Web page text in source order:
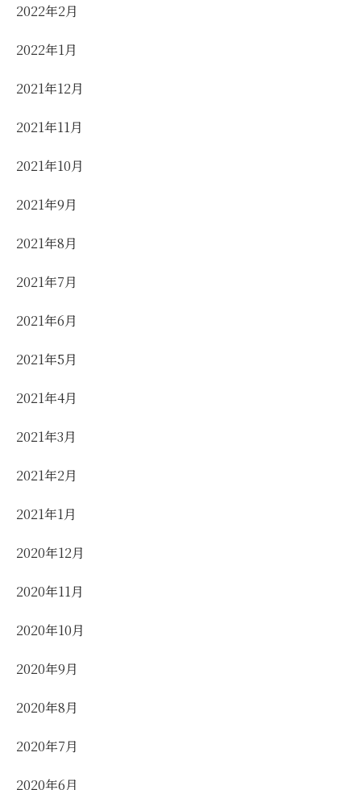
2022年2月
2022年1月
2021年12月
2021年11月
2021年10月
2021年9月
2021年8月
2021年7月
2021年6月
2021年5月
2021年4月
2021年3月
2021年2月
2021年1月
2020年12月
2020年11月
2020年10月
2020年9月
2020年8月
2020年7月
2020年6月